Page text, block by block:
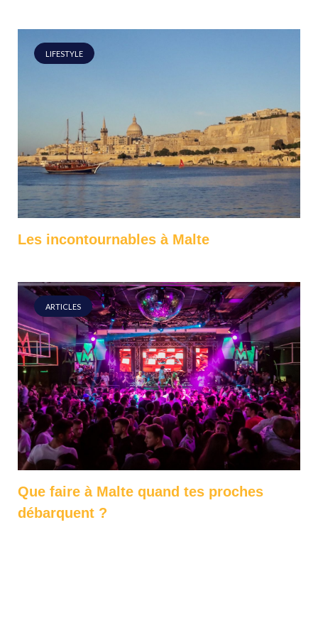
LIFESTYLE
Les incontournables à Malte
ARTICLES
Que faire à Malte quand tes proches
débarquent ?